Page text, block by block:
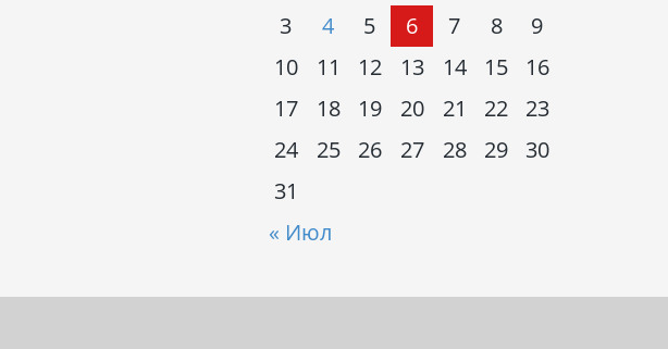
« Июл
3
4 5 6 7 8
9
10
11 12 13 14 15
16
17
18 19 20 21 22
23
24
25 26 27 28 29
30
31